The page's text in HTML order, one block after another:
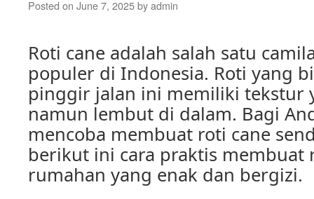
Posted on June 7, 2025byadmin
Roti cane adalah salah satu
populer di Indonesia. Roti yang
pinggir jalan ini memiliki tekstur
namun lembut di dalam. Bagi
mencoba membuat roti cane
berikut ini cara praktis membuat
rumahan yang enak dan bergizi.